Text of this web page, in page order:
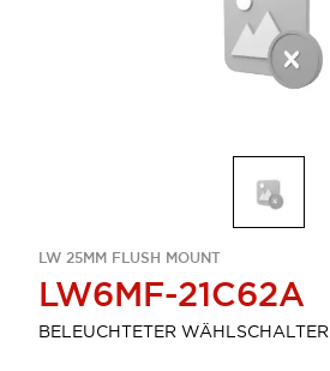
LW 25MM FLUSH MOUNT
LW6MF-21C62A
BELEUCHTETER WÄHLSCHALTER